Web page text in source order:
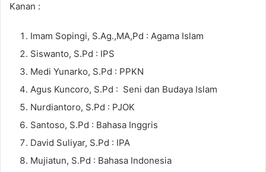
Kanan :
Imam Sopingi, S.Ag.,MA,Pd : Agama Islam
Siswanto, S.Pd : IPS
Medi Yunarko, S.Pd : PPKN
Agus Kuncoro, S.Pd : Seni dan Budaya Islam
Nurdiantoro, S.Pd : PJOK
Santoso, S.Pd : Bahasa Inggris
David Suliyar, S.Pd : IPA
Mujiatun, S.Pd : Bahasa Indonesia